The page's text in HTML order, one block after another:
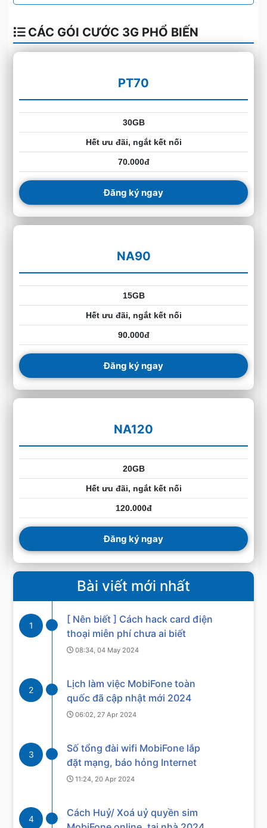
CÁC GÓI CƯỚC 3G PHỔ BIẾN
PT70
30GB
Hết ưu đãi, ngắt kết nối
70.000đ
Đăng ký ngay
NA90
15GB
Hết ưu đãi, ngắt kết nối
90.000đ
Đăng ký ngay
NA120
20GB
Hết ưu đãi, ngắt kết nối
120.000đ
Đăng ký ngay
Bài viết mới nhất
1
[ Nên biết ] Cách hack card điện
thoại miễn phí chưa ai biết
08:34, 04 May 2024
2
Lịch làm việc MobiFone toàn
quốc đã cập nhật mới 2024
06:02, 27 Apr 2024
3
Số tổng đài wifi MobiFone lắp
đặt mạng, báo hỏng Internet
11:24, 20 Apr 2024
4
Cách Huỷ/ Xoá uỷ quyền sim